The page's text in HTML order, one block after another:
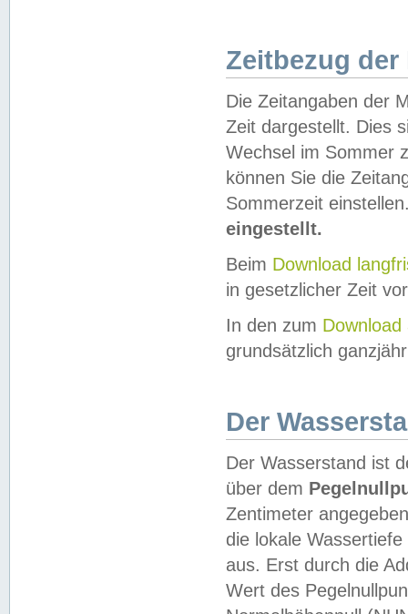
Zeitbezug der
Die Zeitangaben der
Zeit dargestellt. Dies
Wechsel im Sommer
können Sie die
Sommerzeit
eingestellt.
Beim Download
in gesetzlicher Zeit
In den zum Download
grundsätzlich
Der
Der Wasserstand ist
über dem
Zentimeter
die lokale
aus. Erst durch die
Wert des